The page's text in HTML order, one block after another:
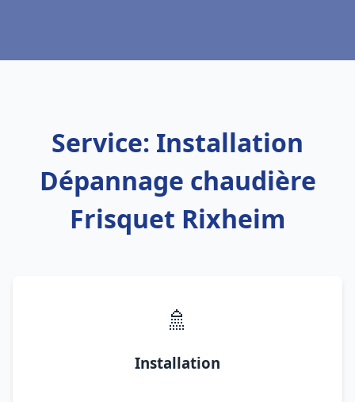
Service: Installation
Dépannage chaudière
Frisquet Rixheim
🚿
Installation